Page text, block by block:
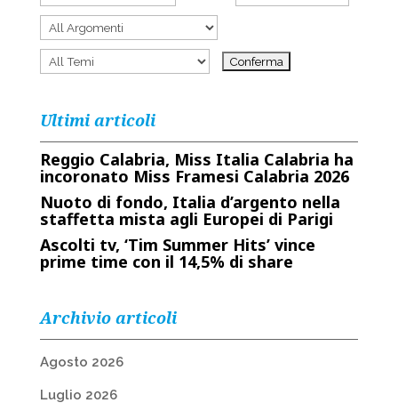
Ultimi articoli
Reggio Calabria, Miss Italia Calabria ha
incoronato Miss Framesi Calabria 2026
Nuoto di fondo, Italia d’argento nella
staffetta mista agli Europei di Parigi
Ascolti tv, ‘Tim Summer Hits’ vince
prime time con il 14,5% di share
Archivio articoli
Agosto 2026
Luglio 2026